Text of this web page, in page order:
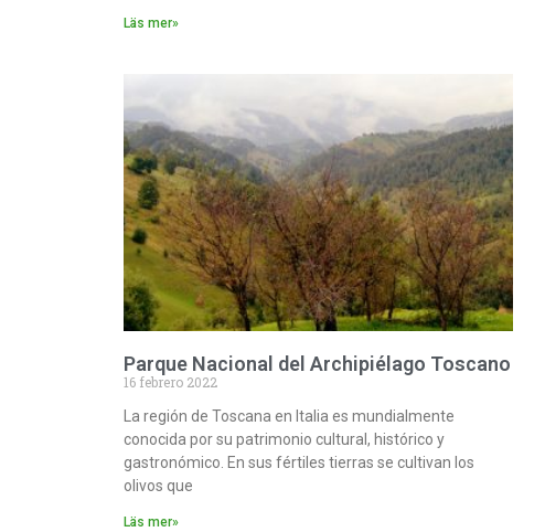
Läs mer»
Parque Nacional del Archipiélago Toscano
16 febrero 2022
La región de Toscana en Italia es mundialmente
conocida por su patrimonio cultural, histórico y
gastronómico. En sus fértiles tierras se cultivan los
olivos que
Läs mer»